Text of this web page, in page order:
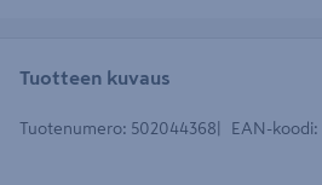
Tuotteen kuvaus
Tuotenumero: 502044368 EAN-koodi: